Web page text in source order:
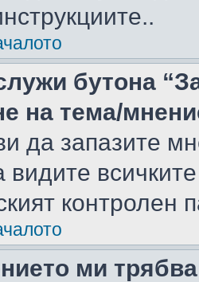
бутона
на тема/
да запазите
видите
контролен
ми